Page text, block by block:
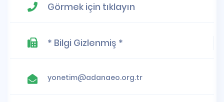
Görmek için tıklayın
* Bilgi Gizlenmiş *
yonetim@adanaeo.org.tr